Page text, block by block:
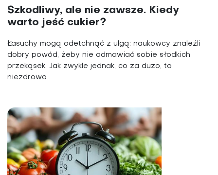
Szkodliwy, ale nie zawsze. Kiedy
warto jeść cukier?
Łasuchy mogą odetchnąć z ulgą: naukowcy znaleźli
dobry powód, żeby nie odmawiać sobie słodkich
przekąsek. Jak zwykle jednak, co za dużo, to
niezdrowo.